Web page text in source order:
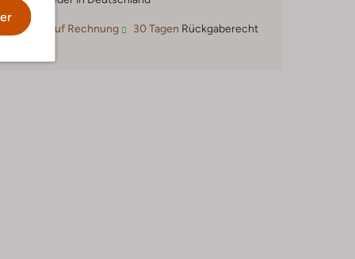
Kauf auf Rechnung 30 Tagen Rückgaberecht